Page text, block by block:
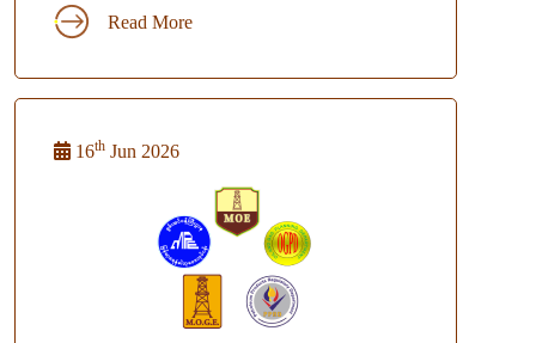
Read More
16th Jun 2026